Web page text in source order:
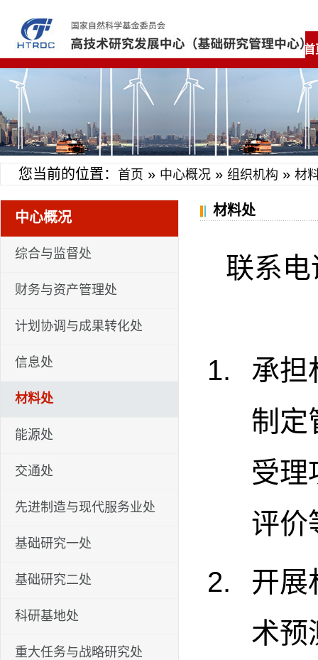
首
您当前的位置： 首页 » 中心概况 » 组织机构 » 材
中心概况
综合与监督处
财务与资产管理处
计划协调与成果转化处
信息处
材料处
能源处
交通处
先进制造与现代服务业处
基础研究一处
基础研究二处
科研基地处
重大任务与战略研究处
材料处
联系
承担
制定
受理
评价
开展
术预